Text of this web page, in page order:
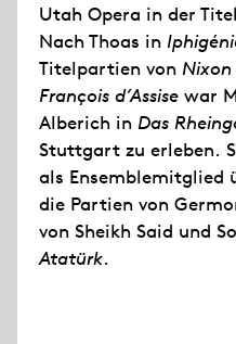
Utah Opera in der
Nach Thoas in
Titelpartien von
François d’Assise war
Alberich in Das
Stuttgart zu erleben.
als Ensemblemitglied
die Partien von
von Sheikh Said und
Atatürk.